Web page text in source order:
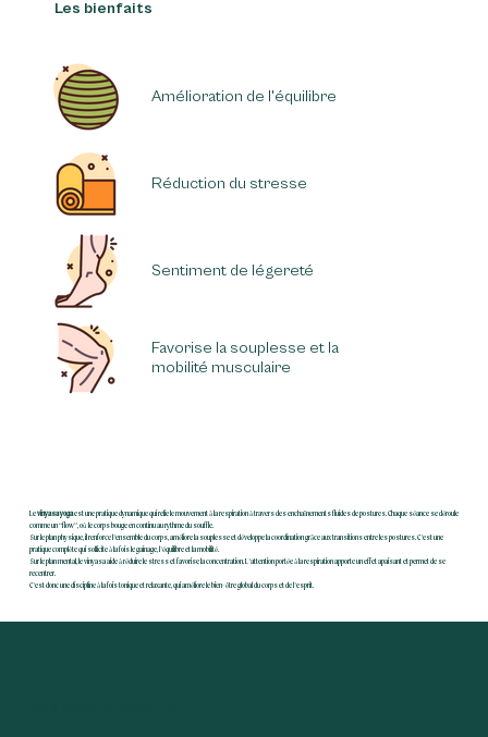
Les bienfaits
Amélioration de l'équilibre
Réduction du stresse
Sentiment de légereté
Favorise la souplesse et la
mobilité musculaire
Levinyasa yogaest une pratique dynamique qui relie le mouvement à la respiration à travers des enchaînements fluides de postures. Chaque séance se déroule
comme un “flow”, où le corps bouge en continu au rythme du souffle.
Sur le plan physique, il renforce l’ensemble du corps, améliore la souplesse et développe la coordination grâce aux transitions entre les postures. C’est une
pratique complète qui sollicite à la fois le gainage, l’équilibre et la mobilité.
Sur le plan mental, le vinyasa aide à réduire le stress et favorise la concentration. L’attention portée à la respiration apporte un effet apaisant et permet de se
recentrer.
C’est donc une discipline à la fois tonique et relaxante, qui améliore le bien-être global du corps et de l’esprit.